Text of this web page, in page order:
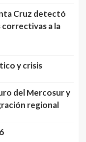
Cruz detectó
correctivas a la
y crisis
del Mercosur y
regional